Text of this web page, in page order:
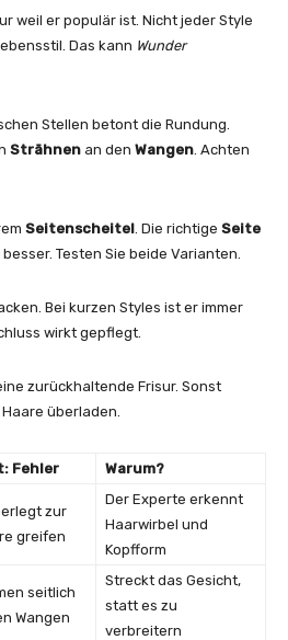
weil er populär ist. Nicht jeder Style
Das kann Wunder
Stellen betont die Rundung.
Strähnen an den Wangen . Achten
Seitenscheitel . Die richtige Seite
besser. Testen Sie beide Varianten.
Bei kurzen Styles ist er immer
wirkt gepflegt.
zurückhaltende Frisur. Sonst
überladen.
Fehler
Warum?
zur
greifen
Der Experte erkennt
Haarwirbel und
Kopfform
seitlich
Wangen
Streckt das Gesicht,
statt es zu
verbreitern